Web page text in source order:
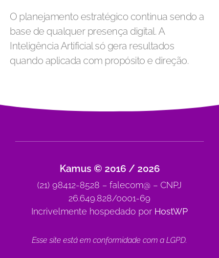
O planejamento estratégico continua sendo a
base de qualquer presença digital. A
Inteligência Artificial só gera resultados
quando aplicada com propósito e direção.
Kamus © 2016 / 2026
(21) 98412-8528 – falecom@ – CNPJ
26.649.828/0001-69
Incrivelmente hospedado por HostWP
Esse site está em conformidade com a LGPD.